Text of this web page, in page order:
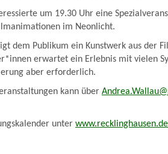
um 19.30 Uhr eine
im Neonlicht.
dem Publikum ein Kunstwerk aus der
erwartet ein Erlebnis mit vielen
aber erforderlich.
kann über
unter